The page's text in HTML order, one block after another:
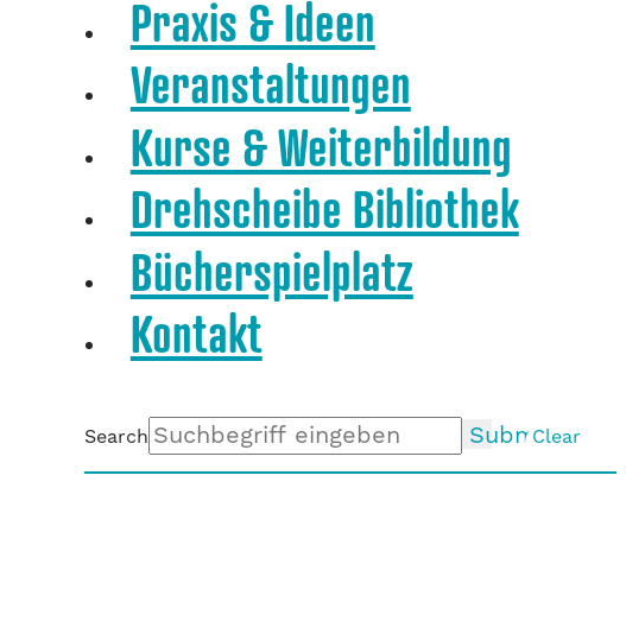
Praxis & Ideen
Veranstaltungen
Kurse & Weiterbildung
Drehscheibe Bibliothek
Bücherspielplatz
Kontakt
Search SubmitClear